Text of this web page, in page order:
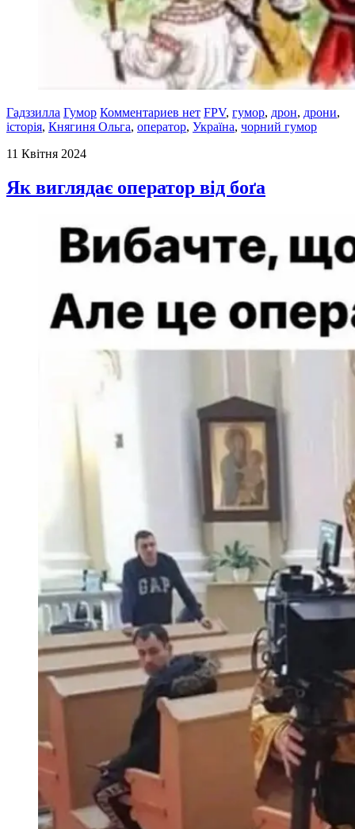
Гадззилла Гумор Комментариев нет FPV, гумор, дрон, дрони,
історія, Княгиня Ольга, оператор, Україна, чорний гумор
11 Квітня 2024
Як виглядає оператор від боґа